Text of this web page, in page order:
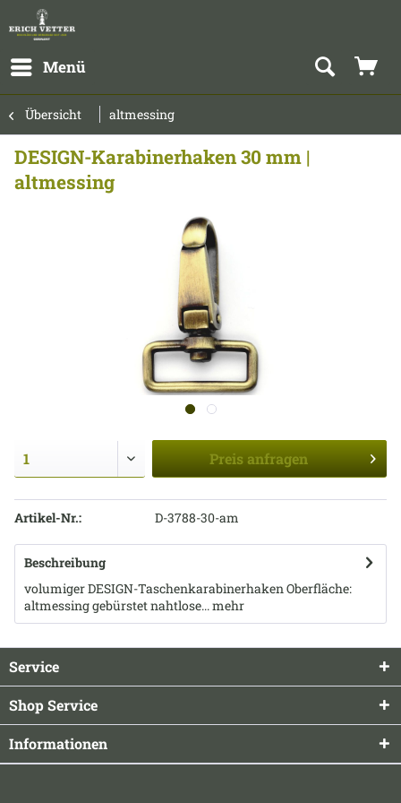
Menü
Übersicht altmessing
DESIGN-Karabinerhaken 30 mm |
altmessing
Preis anfragen
Artikel-Nr.: D-3788-30-am
Beschreibung
volumiger DESIGN-Taschenkarabinerhaken Oberfläche:
altmessing gebürstet nahtlose...mehr
Service
Shop Service
Informationen